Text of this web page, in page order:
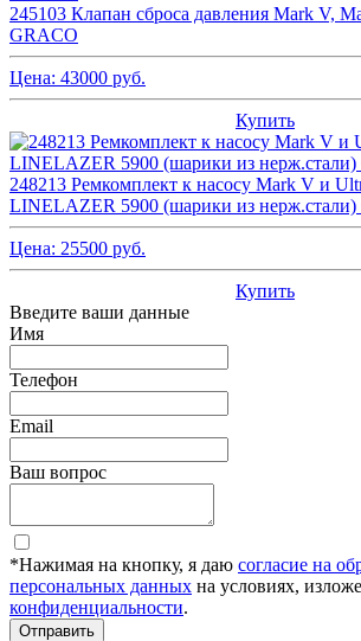
245103 Клапан сброса давления Mark V,
GRACO
Цена: 43000 руб.
Купить
248213 Ремкомплект к насосу Mark V и
LINELAZER 5900 (шарики из
Цена: 25500 руб.
Купить
Введите ваши данные
Имя
Телефон
Email
Ваш вопрос
*Нажимая на кнопку, я даю согласие на
персональных данных на условиях,
конфиденциальности.
Отправить